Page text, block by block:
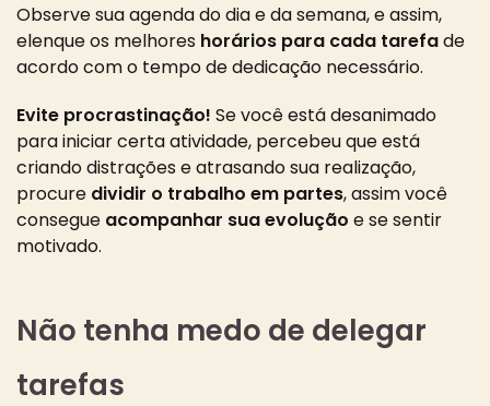
Observe sua agenda do dia e da semana, e assim,
elenque os melhores horários para cada tarefade
acordo com o tempo de dedicação necessário.
Evite procrastinação! Se você está desanimado
para iniciar certa atividade, percebeu que está
criando distrações e atrasando sua realização,
procure dividir o trabalho em partes, assim você
consegue acompanhar sua evolução e se sentir
motivado.
Não tenha medo de delegar
tarefas